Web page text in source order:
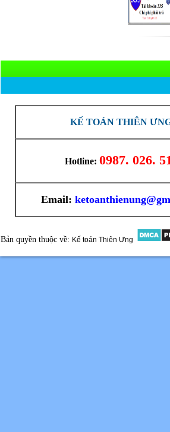
KẾ TOÁN THIÊN
Hotline: 0987. 026.
Email:
Bản quyền thuộc về: Kế toán Thiên Ưng